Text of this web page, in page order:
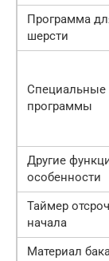
Программа
шерсти
Специальные
программы
Другие
особенности
Таймер
начала
Материал